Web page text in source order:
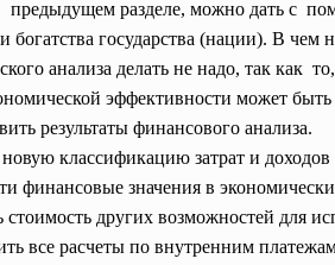
предыдущем разделе, можно дать с
богатства государства (нации). В чем
анализа делать не надо, так как
эффективности может
результаты финансового анализа.
классификацию затрат и доходов
финансовые значения в
других возможностей для
все расчеты по внутренним